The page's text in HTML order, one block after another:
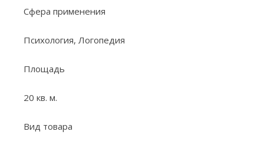
Сфера применения
Психология, Логопедия
Площадь
20 кв. м.
Вид товара